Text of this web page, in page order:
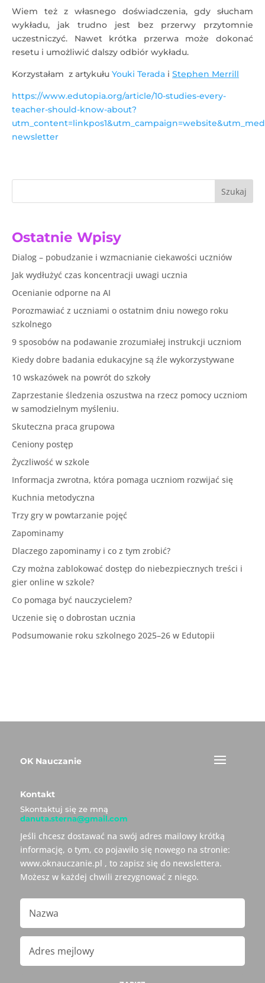
Wiem też z własnego doświadczenia, gdy słucham
wykładu, jak trudno jest bez przerwy przytomnie
uczestniczyć. Nawet krótka przerwa może dokonać
resetu i umożliwić dalszy odbiór wykładu.
Korzystałam z artykułu Youki Terada i Stephen Merrill
https://www.edutopia.org/article/10-studies-every-
teacher-should-know-about?
newsletter
Szukaj
Ostatnie Wpisy
Dialog – pobudzanie i wzmacnianie ciekawości uczniów
Jak wydłużyć czas koncentracji uwagi ucznia
Ocenianie odporne na AI
Porozmawiać z uczniami o ostatnim dniu nowego roku
szkolnego
9 sposobów na podawanie zrozumiałej instrukcji uczniom
Kiedy dobre badania edukacyjne są źle wykorzystywane
10 wskazówek na powrót do szkoły
Zaprzestanie śledzenia oszustwa na rzecz pomocy uczniom
w samodzielnym myśleniu.
Skuteczna praca grupowa
Ceniony postęp
Życzliwość w szkole
Informacja zwrotna, która pomaga uczniom rozwijać się
Kuchnia metodyczna
Trzy gry w powtarzanie pojęć
Zapominamy
Dlaczego zapominamy i co z tym zrobić?
Czy można zablokować dostęp do niebezpiecznych treści i
gier online w szkole?
Co pomaga być nauczycielem?
Uczenie się o dobrostan ucznia
Podsumowanie roku szkolnego 2025–26 w Edutopii
OK Nauczanie
Kontakt
Skontaktuj się ze mną
danuta.sterna@gmail.com
Jeśli chcesz dostawać na swój adres mailowy krótką
informację, o tym, co pojawiło się nowego na stronie:
www.oknauczanie.pl , to zapisz się do newslettera.
Możesz w każdej chwili zrezygnować z niego.